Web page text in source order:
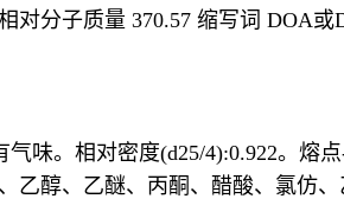
对分子质量 370.57 缩写词 DOA或
味。相对密度(d25/4):0.922。熔点
乙醇、乙醚、丙酮、醋酸、氯仿